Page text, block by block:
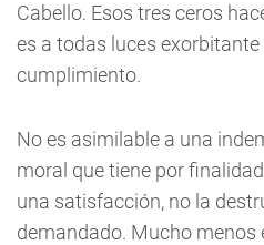
Cabello. Esos tres ceros
es a todas luces
cumplimiento.
No es asimilable a una
moral que tiene por
una satisfacción, no la
demandado. Mucho menos